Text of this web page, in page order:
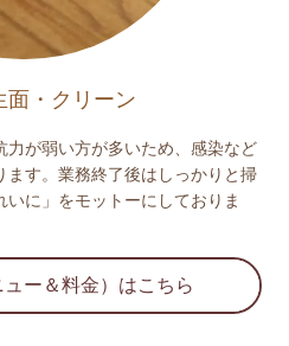
面・クリーン
力が弱い方が多いため、感染など
ます。業務終了後はしっかりと掃
に」をモットーにしておりま
ー＆料金）はこちら